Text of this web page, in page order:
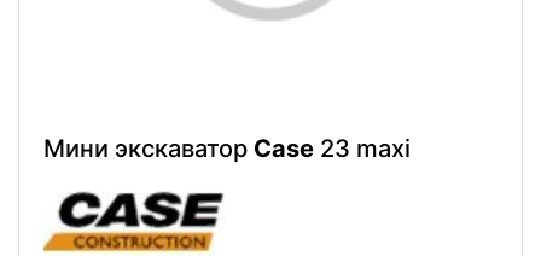
Мини экскаватор Case 23 maxi